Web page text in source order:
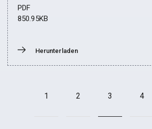
PDF
850.95KB
Herunterladen
1 2 3 4